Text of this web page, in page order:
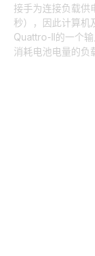
接手为连接负载供
秒），因此计算机
Quattro-II的一个
消耗电池电量的负